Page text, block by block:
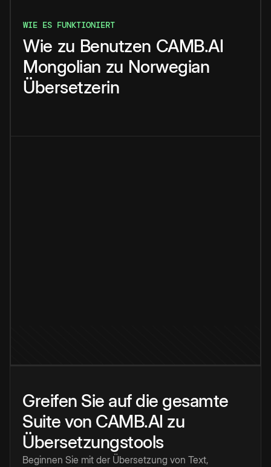
WIE ES FUNKTIONIERT
Wie zu Benutzen CAMB.AI
Mongolian zu Norwegian
Übersetzerin
Greifen Sie auf die gesamte
Suite von CAMB.AI zu
Übersetzungstools
Beginnen Sie mit der Übersetzung von Text,